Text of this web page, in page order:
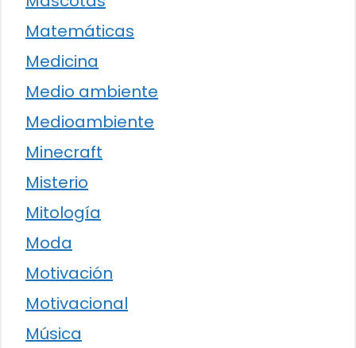
Matemáticas
Medicina
Medio ambiente
Medioambiente
Minecraft
Misterio
Mitología
Moda
Motivación
Motivacional
Música